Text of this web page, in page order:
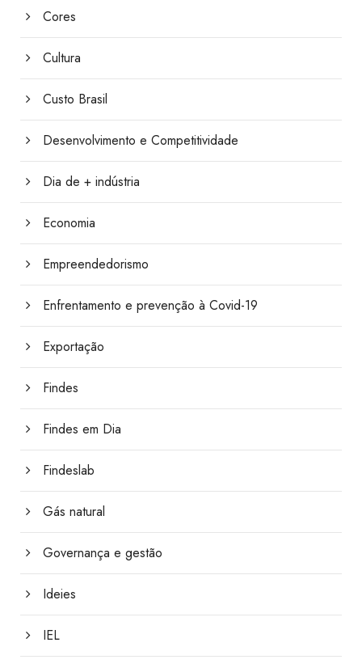
Cores
Cultura
Custo Brasil
Desenvolvimento e Competitividade
Dia de + indústria
Economia
Empreendedorismo
Enfrentamento e prevenção à Covid-19
Exportação
Findes
Findes em Dia
Findeslab
Gás natural
Governança e gestão
Ideies
IEL